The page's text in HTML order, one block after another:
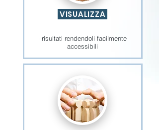
VISUALIZZA
i risultati rendendoli facilmente
accessibili